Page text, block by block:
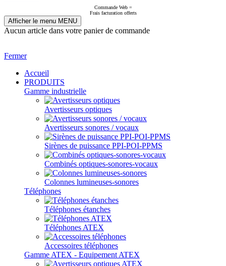
Commande Web =
Frais facturation offerts
Afficher le menu MENU
Aucun article dans votre panier de commande
Fermer
Accueil
PRODUITS
Gamme industrielle
Avertisseurs optiques
Avertisseurs sonores / vocaux
Sirènes de puissance PPI-POI-PPMS
Combinés optiques-sonores-vocaux
Colonnes lumineuses-sonores
Téléphones
Téléphones étanches
Téléphones ATEX
Accessoires téléphones
Gamme ATEX - Equipement ATEX